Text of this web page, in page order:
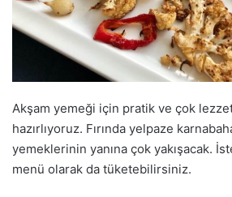
t
a
g
n
d
e
r
m
Akşam yemeği için pratik ve çok
hazırlıyoruz. Fırında yelpaze
yemeklerinin yanına çok yakışacak.
menü olarak da tüketebilirsiniz.